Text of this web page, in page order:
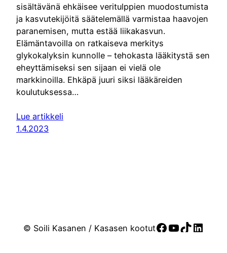
sisältävänä ehkäisee veritulppien muodostumista
ja kasvutekijöitä säätelemällä varmistaa haavojen
paranemisen, mutta estää liikakasvun.
Elämäntavoilla on ratkaiseva merkitys
glykokalyksin kunnolle – tehokasta lääkitystä sen
eheyttämiseksi sen sijaan ei vielä ole
markkinoilla. Ehkäpä juuri siksi lääkäreiden
koulutuksessa…
Lue artikkeli
1.4.2023
© Soili Kasanen / Kasasen kootutFacebook
YouTube
TikTok